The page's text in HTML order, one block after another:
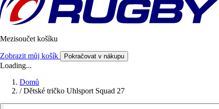
Mezisoučet košíku
Zobrazit můj košík Pokračovat v nákupu
Loading...
Domů
/ Dětské tričko Uhlsport Squad 27